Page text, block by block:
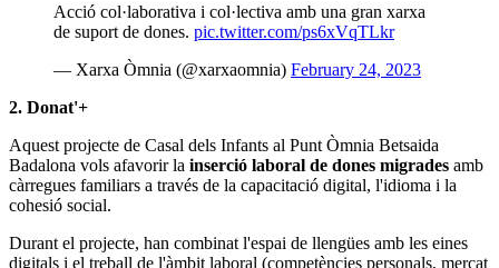
Acció col·laborativa i col·lectiva amb una gran xarxa
de suport de dones. pic.twitter.com/ps6xVqTLkr
— Xarxa Òmnia (@xarxaomnia) February 24, 2023
2. Donat'+
Aquest projecte de Casal dels Infants al Punt Òmnia Betsaida
Badalona vols afavorir la inserció laboral de dones migrades amb
càrregues familiars a través de la capacitació digital, l'idioma i la
cohesió social.
Durant el projecte, han combinat l'espai de llengües amb les eines
digitals i el treball de l'àmbit laboral (competències personals, mercat